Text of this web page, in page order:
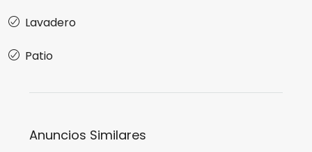
Lavadero
Patio
Anuncios Similares